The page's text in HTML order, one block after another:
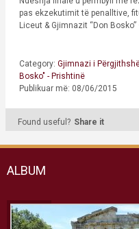
pas ekzekutimit të penalltive,
Liceut & Gjimnazit “Don
Category: Gjimnazi i
Bosko" - Prishtinë
Publikuar më: 08/06/2015
Found useful? Share it
ALBUM